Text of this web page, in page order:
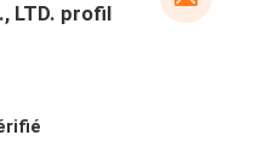
LTD. profil